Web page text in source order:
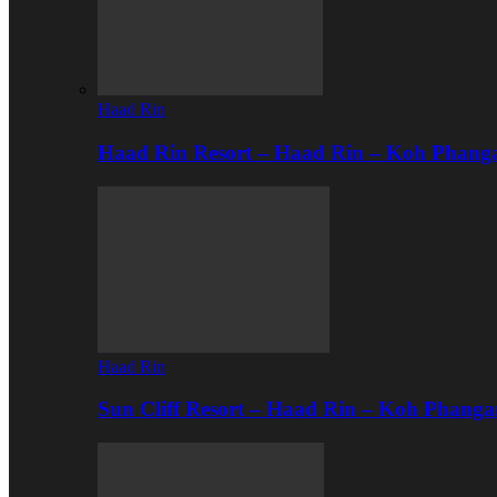
Haad Rin
Haad Rin Resort – Haad Rin – Koh
Haad Rin
Sun Cliff Resort – Haad Rin – Koh